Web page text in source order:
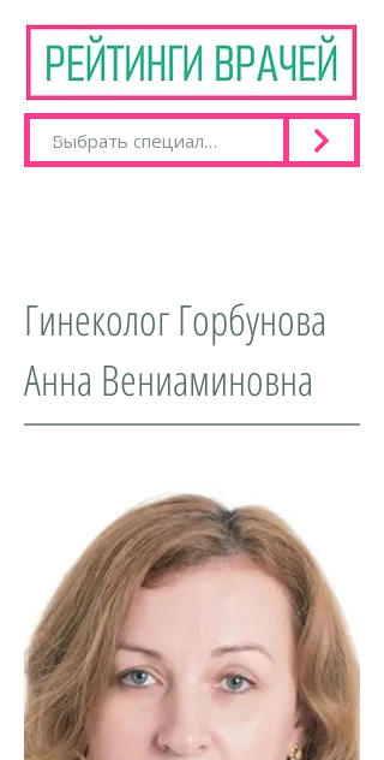
Гинеколог Горбунова
Анна Вениаминовна